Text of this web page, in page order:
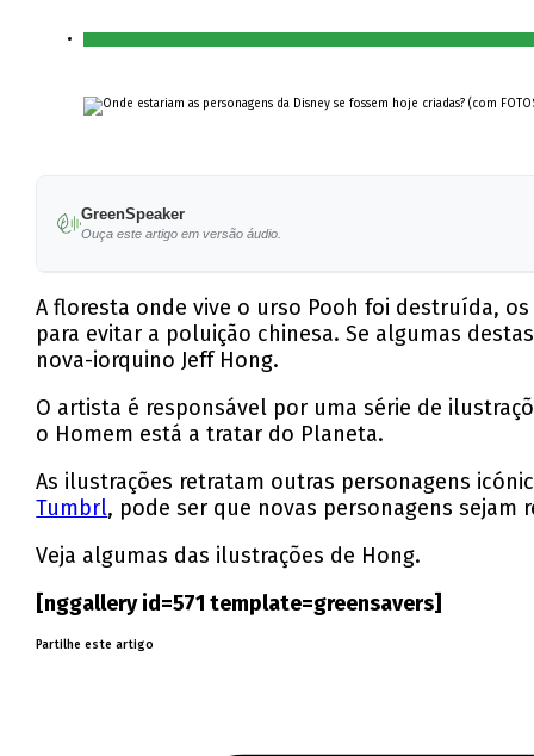
GreenSpeaker
Ouça este artigo em versão áudio.
A floresta onde vive o urso Pooh foi destruída,
para evitar a poluição chinesa. Se algumas
nova-iorquino Jeff Hong.
O artista é responsável por uma série de
o Homem está a tratar do Planeta.
As ilustrações retratam outras personagens
Tumbrl, pode ser que novas personagens
Veja algumas das ilustrações de Hong.
[nggallery id=571 template=greensavers]
Partilhe este artigo